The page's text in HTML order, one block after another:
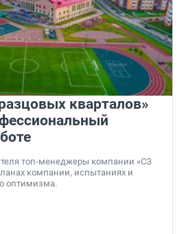
кварталов»
топ-менеджеры компании «СЗ
компании, испытаниях и
оптимизма.